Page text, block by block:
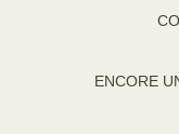
ENCORE